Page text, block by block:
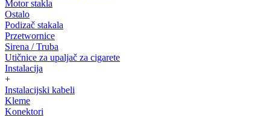
Motor stakla
Ostalo
Podizač stakala
Przetwornice
Sirena / Truba
Utičnice za upaljač za cigarete
Instalacija
+
Instalacijski kabeli
Kleme
Konektori